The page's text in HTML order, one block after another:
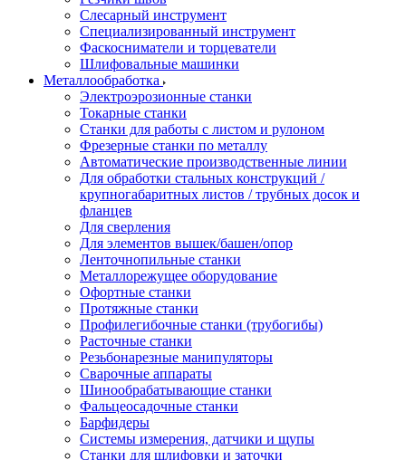
Слесарный инструмент
Специализированный инструмент
Фаскосниматели и торцеватели
Шлифовальные машинки
Металлообработка
Электроэрозионные станки
Токарные станки
Станки для работы с листом и рулоном
Фрезерные станки по металлу
Автоматические производственные линии
Для обработки стальных конструкций /
крупногабаритных листов / трубных досок и
фланцев
Для сверления
Для элементов вышек/башен/опор
Ленточнопильные станки
Металлорежущее оборудование
Офортные станки
Протяжные станки
Профилегибочные станки (трубогибы)
Расточные станки
Резьбонарезные манипуляторы
Сварочные аппараты
Шинообрабатывающие станки
Фальцеосадочные станки
Барфидеры
Системы измерения, датчики и щупы
Станки для шлифовки и заточки